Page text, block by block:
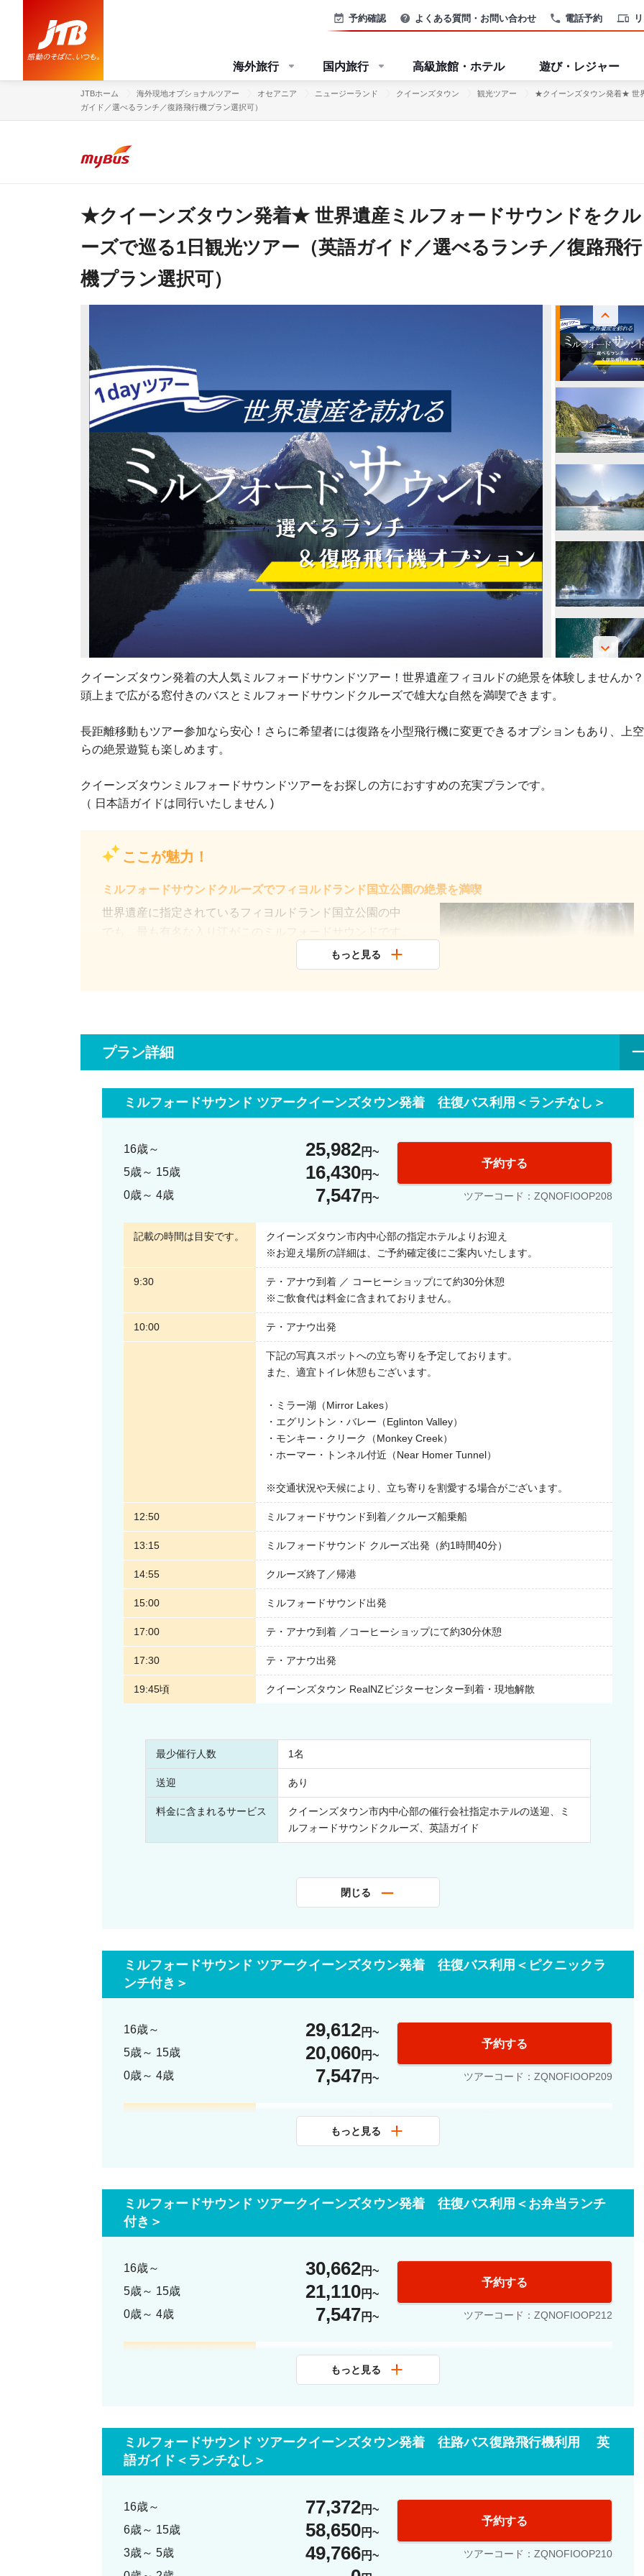
電話予約
予約確認 よくある質問・お問い合わせ
海外旅行 国内旅行 高級旅館・ホテル 遊び・レジャー
JTBホーム 海外現地オプショナルツアー オセアニア ニュージーランド クイーンズタウン 観光ツアー
★クイーンズタウン発着★ 世
ガイド／選べるランチ／復路飛行機プラン選択可）
★クイーンズタウン発着★ 世界遺産ミルフォードサウンドをクル
ーズで巡る1日観光ツアー（英語ガイド／選べるランチ／復路飛行
機プラン選択可）
クイーンズタウン発着の大人気ミルフォードサウンドツアー！世界遺産フィヨルドの絶景を体験しませんか？
頭上まで広がる窓付きのバスとミルフォードサウンドクルーズで雄大な自然を満喫できます。
長距離移動もツアー参加なら安心！さらに希望者には復路を小型飛行機に変更できるオプションもあり、上
らの絶景遊覧も楽しめます。
クイーンズタウンミルフォードサウンドツアーをお探しの方におすすめの充実プランです。
（ 日本語ガイドは同行いたしません )
ここが魅力！
ミルフォードサウンドクルーズでフィヨルドランド国立公園の絶景を満喫
世界遺産に指定されているフィヨルドランド国立公園の中
ミルフォードサウンドクルーズでは、
クルーズ船は滝壺ギリギリまで接近するため、
力強い滝しぶきの迫力に圧倒されます！
クイーンズタウンからミルフォードサウンドまでは
往復バス利用で移動も楽々♪
途中、鏡のように山々を映す湖「ミラーレイク」や、
長距離ドライブの途中でも気分転換できます。
運転ストレスなしのバスツアーだからこそ実現できる、
安心快適な移動プランです。
復路は小型飛行機も選択可能｜空から眺める壮大な景色
ツアーの帰り道を時短移動したい方には、
小型飛行機での復路フライトオプションがおすすめ！
バスでは約4時間半かかるミルフォードサウンド〜
高度から見下ろすフィヨルドランド国立公園は
まさに絶景で、心奪われること間違いなしです。
なります。
1名から催行＆英語ガイドでも安心サポート
本ツアーは最少催行人数1名から出発保証なので、
ひとり旅の方も気軽に参加できます。
また、予約後、ご不明点などのお問い合わせは
参加しやすい体制が整っている点も魅力です。
快適にお過ごしいただけるよう、
ツアー料金にピクニックランチまたはお弁当が含まれる
プランをお選びいただくと、広大な自然の中で
もちろん、ランチなしプランを選択し、
ご自身でお好きな食事を持参いただくことも可能です。
選択肢があることで、お客様の旅のスタイルに合わせた
※写真１枚目はお弁当ランチ、
２枚目はピクニックランチのイメージです。
い。
もっと見る
プラン詳細
ミルフォードサウンド ツアークイーンズタウン発着 往復バス利用＜ランチなし＞
16歳～ 25,982円
5歳～ 15歳
16,430円
0歳～ 4歳
7,547円
予約する
ツアーコード：ZQNOFIOOP208
記載の時間は目安です。
クイーンズタウン市内中心部の指定ホテルよりお迎え
※お迎え場所の詳細は、ご予約確定後にご案内いたします。
9:30
テ・アナウ到着 ／ コーヒーショップにて約30分休憩
※ご飲食代は料金に含まれておりません。
10:00 テ・アナウ出発
下記の写真スポットへの立ち寄りを予定しております。
また、適宜トイレ休憩もございます。
・ミラー湖（Mirror Lakes）
・エグリントン・バレー（Eglinton Valley）
・モンキー・クリーク（Monkey Creek）
・ホーマー・トンネル付近（Near Homer Tunnel）
※交通状況や天候により、立ち寄りを割愛する場合がございます。
12:50 ミルフォードサウンド到着／クルーズ船乗船
13:15 ミルフォードサウンド クルーズ出発（約1時間40分）
14:55 クルーズ終了／帰港
15:00 ミルフォードサウンド出発
17:00 テ・アナウ到着 ／コーヒーショップにて約30分休憩
17:30 テ・アナウ出発
19:45頃 クイーンズタウン RealNZビジターセンター到着・現地解散
最少催行人数 1名
送迎 あり
料金に含まれるサービス
クイーンズタウン市内中心部の催行会社指定ホテルの送迎、ミ
ルフォードサウンドクルーズ、英語ガイド
閉じる
ミルフォードサウンド ツアークイーンズタウン発着 往復バス利用＜ピクニックラ
ンチ付き＞
16歳～ 29,612円
5歳～ 15歳
20,060円
0歳～ 4歳
7,547円
予約する
ツアーコード：ZQNOFIOOP209
クイーンズタウン市内中心部の指定ホテルよりお迎え
※お迎え場所の詳細は、ご予約確定後にご案内いたします。
10:00 テ・アナウ出発
下記の写真スポットへの立ち寄りを予定しております。
・ミラー湖（Mirror Lakes）
・エグリントン・バレー（Eglinton Valley）
・モンキー・クリーク（Monkey Creek）
※交通状況や天候により、立ち寄りを割愛する場合がございます。
13:15 ミルフォードサウンド クルーズ出発（約1時間40分）
14:55
17:00 テ・アナウ到着 ／コーヒーショップにて約30分休憩
テ・アナウ出発
19:45頃 クイーンズタウン RealNZビジターセンター到着・現地解散
もっと見る
ミルフォードサウンド ツアークイーンズタウン発着 往復バス利用＜お弁当ランチ
付き＞
16歳～ 30,662円
5歳～ 15歳
21,110円
0歳～ 4歳
7,547円
予約する
ツアーコード：ZQNOFIOOP212
クイーンズタウン市内中心部の指定ホテルよりお迎え
※お迎え場所の詳細は、ご予約確定後にご案内いたします。
10:00 テ・アナウ出発
下記の写真スポットへの立ち寄りを予定しております。
・ミラー湖（Mirror Lakes）
・エグリントン・バレー（Eglinton Valley）
・モンキー・クリーク（Monkey Creek）
もっと見る
ミルフォードサウンド ツアークイーンズタウン発着 往路バス復路飛行機利用 英
語ガイド＜ランチなし＞
16歳～ 77,372円
6歳～ 15歳
58,650円
3歳～ 5歳
49,766円
予約する
ツアーコード：ZQNOFIOOP210